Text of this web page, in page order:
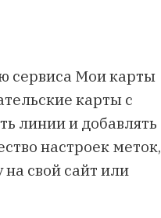
сервиса Мои карты
карты с
линии и добавлять
настроек меток,
на свой сайт или